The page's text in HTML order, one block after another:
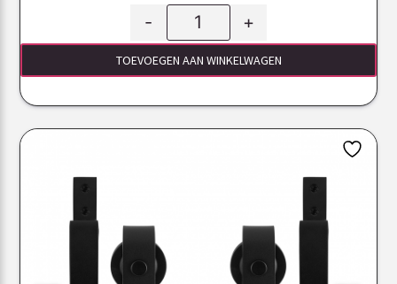
- +
TOEVOEGEN AAN WINKELWAGEN